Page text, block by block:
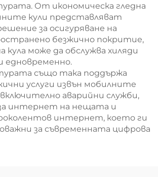
От икономическа гледна
кули представляват
за осигуряване на
безжично покритие,
кула може да обслужва хиляди
също така поддържа
услуги извън мобилните
аварийни служби,
интернет на нещата и
интернет, което ги
за съвременната цифрова